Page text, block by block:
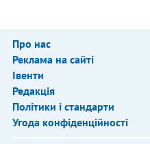
Про нас
Реклама на сайті
Івенти
Редакція
Політики і стандарти
Угода конфіденційності